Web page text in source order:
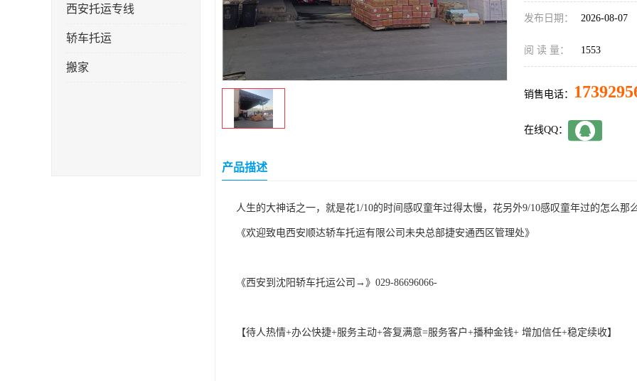
西安托运专线
轿车托运
搬家
发布日期： 2026-08-07
阅 读 量： 1553
销售电话：
在线QQ：
产品描述
人生的大神话之一，就是花1/10的时间感叹童年过得太慢，花另外9/10感叹童年过的怎么那么
《欢迎致电西安顺达轿车托运有限公司未央总部捷安通西区管理处》
《西安到沈阳轿车托运公司→》029-86696066-
【待人热情+办公快捷+服务主动+答复满意=服务客户+播种金钱+ 增加信任+稳定续收】